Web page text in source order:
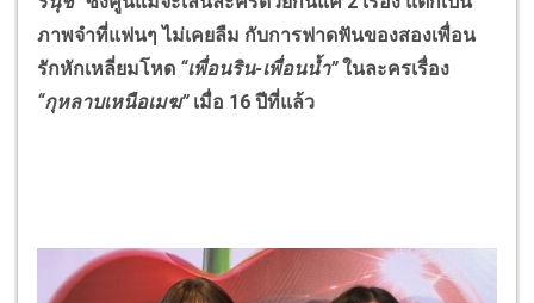
ภาพจำที่แฟนๆ ไม่เคยลืม กับการฟาดฟันของสองเพื่อน
รักหักเหลี่ยมโหด “เพื่อนริน-เพื่อนน้ำ”ในละครเรื่อง
“กุหลาบเหนือเมฆ”เมื่อ 16 ปีที่แล้ว